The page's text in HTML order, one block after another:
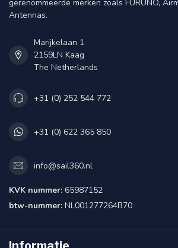
gerenommeerde merken zoals FURUNO,
Antennas.
Marijkelaan 1
2159LN Kaag
The Netherlands
+31 (0) 252 544 772
+31 (0) 622 365 850
info@sail360.nl
KVK nummer: 65987152
btw-nummer: NL001277264B70